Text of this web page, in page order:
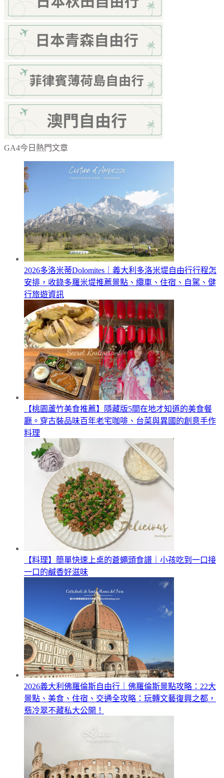
GA4今日熱門文章
2026多洛米蒂Dolomites｜義大利多洛米堤自由行行程怎
安排，收錄多羅米堤推薦景點、纜車、住宿、自駕、健
行旅遊資訊
【桃園蘆竹美食推薦】隱藏版5間在地才知道的美食餐
廳。穿古裝品味百年老宅咖啡、台菜與異國的創意手作
料理
【料理】簡單快速上桌的蒼蠅頭食譜｜小孩吃到一口接
一口的鹹香好滋味
2026義大利佛羅倫斯自由行｜佛羅倫斯景點攻略：22大
景點、美食、住宿、交通全攻略：玩轉文藝復興之都，
翡冷翠不藏私大公開！